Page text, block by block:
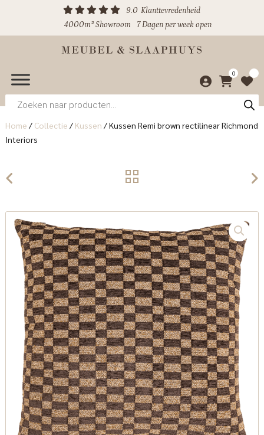
9.0 Klanttevredenheid
4000m² Showroom
7 Dagen per week open
0
Producten
zoeken
Home / Collectie / Kussen /Kussen Remi brown rectilinear Richmond
Interiors